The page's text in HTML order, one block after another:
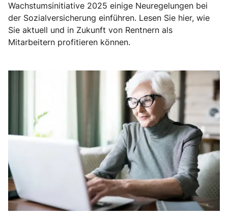
Wachstumsinitiative 2025 einige Neuregelungen bei
der Sozialversicherung einführen. Lesen Sie hier, wie
Sie aktuell und in Zukunft von Rentnern als
Mitarbeitern profitieren können.